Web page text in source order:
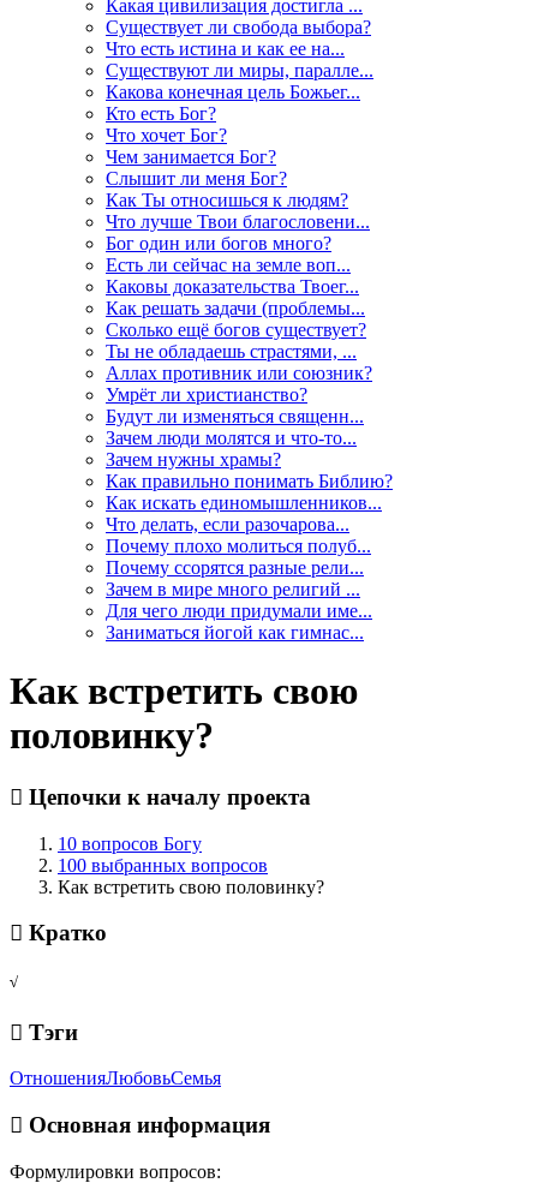
Какая цивилизация достигла ...
Существует ли свобода выбора?
Что есть истина и как ее на...
Существуют ли миры, паралле...
Какова конечная цель Божьег...
Кто есть Бог?
Что хочет Бог?
Чем занимается Бог?
Слышит ли меня Бог?
Как Ты относишься к людям?
Что лучше Твои благословени...
Бог один или богов много?
Есть ли сейчас на земле воп...
Каковы доказательства Твоег...
Как решать задачи (проблемы...
Сколько ещё богов существует?
Ты не обладаешь страстями, ...
Аллах противник или союзник?
Умрёт ли христианство?
Будут ли изменяться священн...
Зачем люди молятся и что-то...
Зачем нужны храмы?
Как правильно понимать Библию?
Как искать единомышленников...
Что делать, если разочарова...
Почему плохо молиться полуб...
Почему ссорятся разные рели...
Зачем в мире много религий ...
Для чего люди придумали име...
Заниматься йогой как гимнас...
Как встретить свою
половинку?
Цепочки к началу проекта
10 вопросов Богу
100 выбранных вопросов
Как встретить свою половинку?
Кратко
√
Тэги
ОтношенияЛюбовьСемья
Основная информация
Формулировки вопросов: